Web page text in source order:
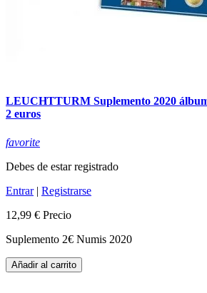
LEUCHTTURM Suplemento 2020
2 euros
favorite
Debes de estar registrado
Entrar| Registrarse
12,99 € Precio
Suplemento 2€ Numis 2020
Añadir al carrito